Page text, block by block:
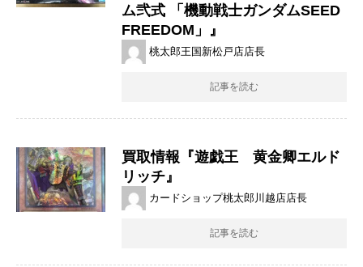
ム弐式 ​「機動戦士ガンダムSEED ​
FREEDOM」』
桃太郎王国新松戸店店長
記事を読む
買取情報『遊戯王 黄金卿エルド
リッチ』
カードショップ桃太郎川越店店長
記事を読む